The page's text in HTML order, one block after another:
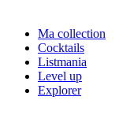
Ma collection
Cocktails
Listmania
Level up
Explorer